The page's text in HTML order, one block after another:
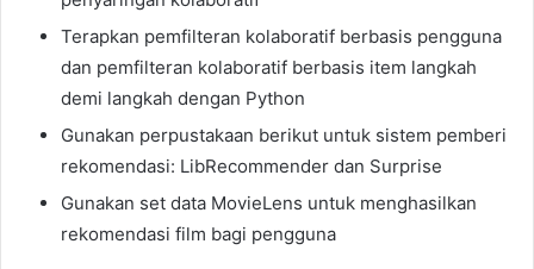
Terapkan pemfilteran kolaboratif berbasis pengguna
dan pemfilteran kolaboratif berbasis item langkah
demi langkah dengan Python
Gunakan perpustakaan berikut untuk sistem pemberi
rekomendasi: LibRecommender dan Surprise
Gunakan set data MovieLens untuk menghasilkan
rekomendasi film bagi pengguna